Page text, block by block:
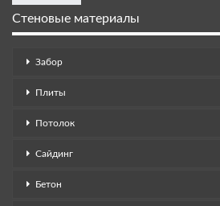
Стеновые материалы
Забор
Плиты
Потолок
Сайдинг
Бетон